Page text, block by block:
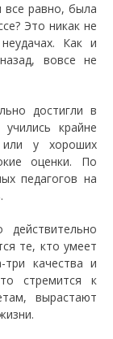
все равно, была
Это никак не
Как и
вовсе не
достигли в
крайне
у хороших
оценки. По
педагогов на
те, кто умеет
качества и
стремится к
вырастают